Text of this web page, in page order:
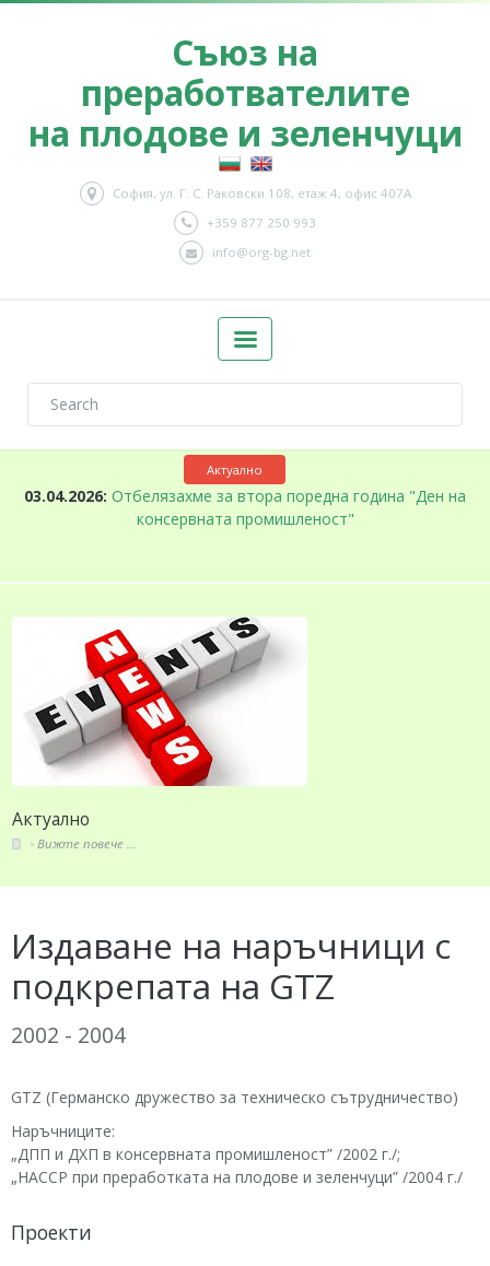
Съюз на
преработвателите
на плодове и зеленчуци
София, ул. Г. С. Раковски 108, етаж 4, офис 407А
+359 877 250 993
info@org-bg.net
Актуално
03.04.2026: Отбелязахме за втора поредна година "Ден на
консервната промишленост"
Актуално
Вижте повече ...
Издаване на наръчници с
подкрепата на GTZ
2002 - 2004
GTZ (Германско дружество за техническо сътрудничество)
Наръчниците:
„ДПП и ДХП в консервната промишленост” /2002 г./;
„НАССР при преработката на плодове и зеленчуци” /2004 г./
Проекти